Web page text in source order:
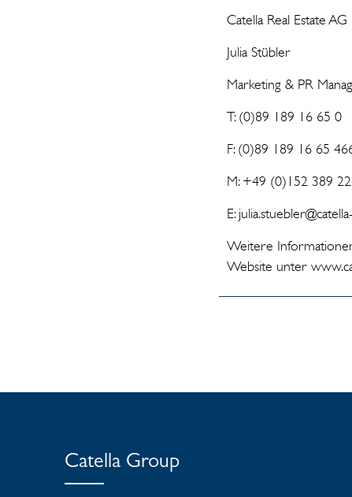
Catella Real Estate AG
Julia Stübler
Marketing & PR
T: (0)89 189 16 65 0
F: (0)89 189 16 65
M: +49 (0)152 389
E:
Weitere
Website unter
Catella Group